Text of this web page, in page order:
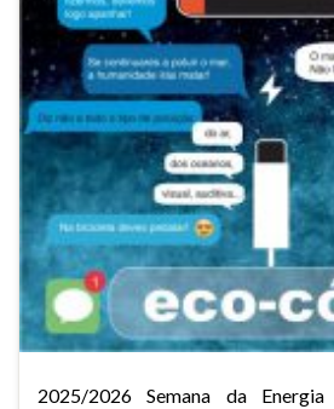
2025/2026 Semana da